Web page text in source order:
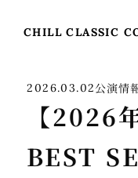
CHILL CLASSIC
2026.03.02公演情
【2026
BEST